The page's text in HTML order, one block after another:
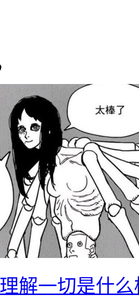
解一切是什